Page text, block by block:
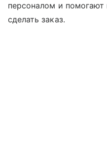
персоналом и помогают
сделать заказ.